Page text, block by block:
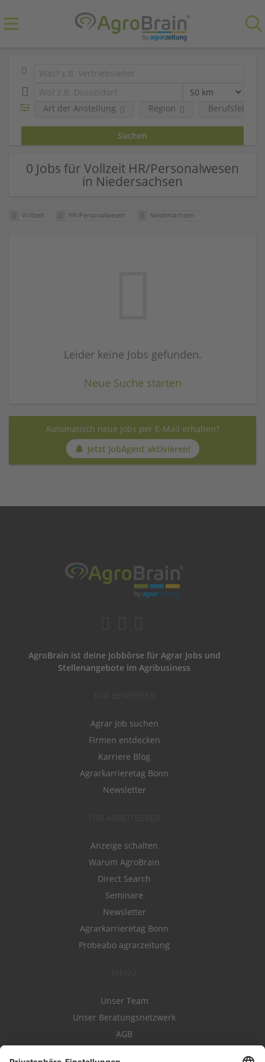
Art der Anstellung Region Berufsfeld
0 Jobs für Vollzeit HR/Personalwesen
in Niedersachsen
Vollzeit HR/Personalwesen Niedersachsen
Leider keine Jobs gefunden.
Neue Suche starten
Automatisch neue Jobs per E-Mail erhalten?
Jetzt JobAgent aktivieren!
AgroBrain ist deine Jobbörse für Agrar Jobs und
Stellenangebote im Agribusiness
Agrar Job suchen
Firmen entdecken
Karriere Blog
Agrarkarrieretag Bonn
Newsletter
Anzeige schalten
Warum AgroBrain
Direct Search
Seminare
Newsletter
Agrarkarrieretag Bonn
Probeabo agrarzeitung
Unser Team
Unser Beratungsnetzwerk
AGB